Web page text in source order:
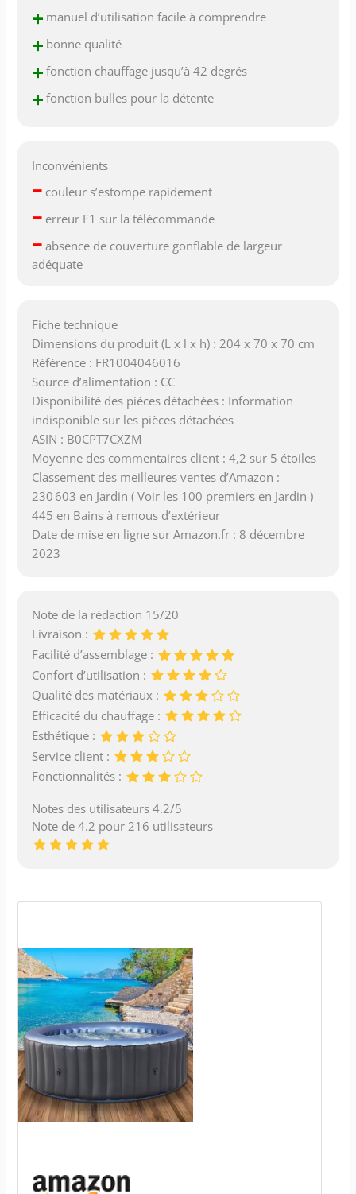
+ manuel d’utilisation facile à comprendre
+ bonne qualité
+ fonction chauffage jusqu’à 42 degrés
+ fonction bulles pour la détente
Inconvénients
– couleur s’estompe rapidement
– erreur F1 sur la télécommande
– absence de couverture gonflable de largeur
adéquate
Fiche technique
Dimensions du produit (L x l x h) : 204 x 70 x 70 cm
Référence : FR1004046016
Source d’alimentation : CC
Disponibilité des pièces détachées : Information
indisponible sur les pièces détachées
ASIN : B0CPT7CXZM
Moyenne des commentaires client : 4,2 sur 5 étoiles
Classement des meilleures ventes d’Amazon :
230 603 en Jardin ( Voir les 100 premiers en Jardin )
445 en Bains à remous d’extérieur
Date de mise en ligne sur Amazon.fr : 8 décembre
2023
Note de la rédaction 15/20
Livraison :
Facilité d’assemblage :
Confort d’utilisation :
Qualité des matériaux :
Efficacité du chauffage :
Esthétique :
Service client :
Fonctionnalités :
Notes des utilisateurs 4.2/5
Note de 4.2 pour 216 utilisateurs